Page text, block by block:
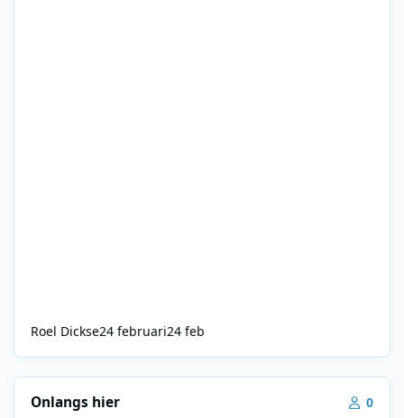
Roel Dickse24 februari24 feb
Onlangs hier 0